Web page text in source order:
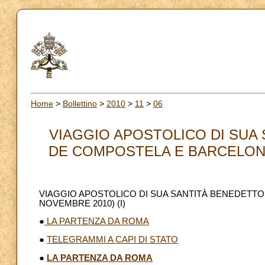
Home > Bollettino > 2010 > 11 > 06
VIAGGIO APOSTOLICO DI
DE COMPOSTELA E
VIAGGIO APOSTOLICO DI SUA SANTITÀ
NOVEMBRE 2010) (I)
● LA PARTENZA DA ROMA
● TELEGRAMMI A CAPI DI STATO
● LA PARTENZA DA ROMA